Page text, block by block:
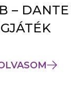
– DANTE